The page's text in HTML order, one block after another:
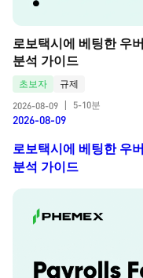
로보택시에 베팅한 우
분석 가이드
초보자
규제
2026-08-09
5-10분
2026-08-09
로보택시에 베팅한 우
분석 가이드